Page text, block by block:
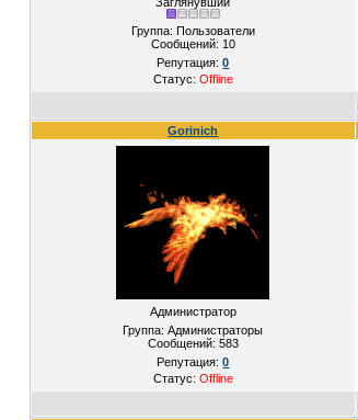
Группа: Пользователи
Сообщений: 10
Репутация:0
Статус: Offline
Gorinich
Администратор
Группа: Администраторы
Сообщений: 583
Репутация:0
Статус: Offline